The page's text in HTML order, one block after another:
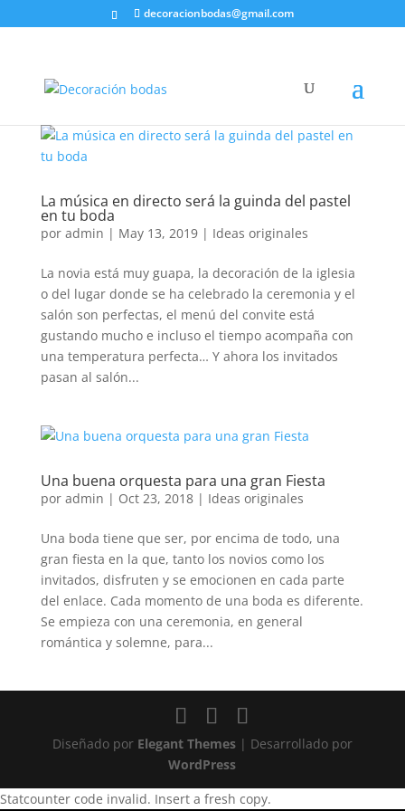
decoracionbodas@gmail.com
La música en directo será la guinda del pastel
en tu boda
por admin | May 13, 2019| Ideas originales
La novia está muy guapa, la decoración de la iglesia
o del lugar donde se ha celebrado la ceremonia y el
salón son perfectas, el menú del convite está
gustando mucho e incluso el tiempo acompaña con
una temperatura perfecta… Y ahora los invitados
pasan al salón...
Una buena orquesta para una gran Fiesta
por admin | Oct 23, 2018| Ideas originales
Una boda tiene que ser, por encima de todo, una
gran fiesta en la que, tanto los novios como los
invitados, disfruten y se emocionen en cada parte
del enlace. Cada momento de una boda es diferente.
Se empieza con una ceremonia, en general
romántica y solemne, para...
Diseñado por Elegant Themes| Desarrollado por
WordPress
Statcounter code invalid. Insert a fresh copy.